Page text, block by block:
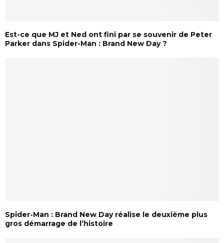
Est-ce que MJ et Ned ont fini par se souvenir de Peter
Parker dans Spider-Man : Brand New Day ?
Spider-Man : Brand New Day réalise le deuxième plus
gros démarrage de l’histoire